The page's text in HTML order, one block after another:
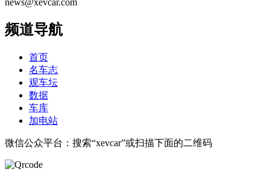
news@xevcar.com
频道导航
首页
名车志
观车坛
数据
车库
加电站
微信公众平台：搜索“xevcar”或扫描下面的二维码